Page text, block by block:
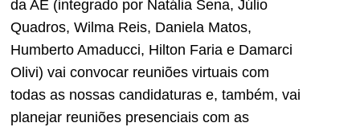
da AE (integrado por Natália Sena, Júlio
Quadros, Wilma Reis, Daniela Matos,
Humberto Amaducci, Hilton Faria e Damarci
Olivi) vai convocar reuniões virtuais com
todas as nossas candidaturas e, também, vai
planejar reuniões presenciais com as